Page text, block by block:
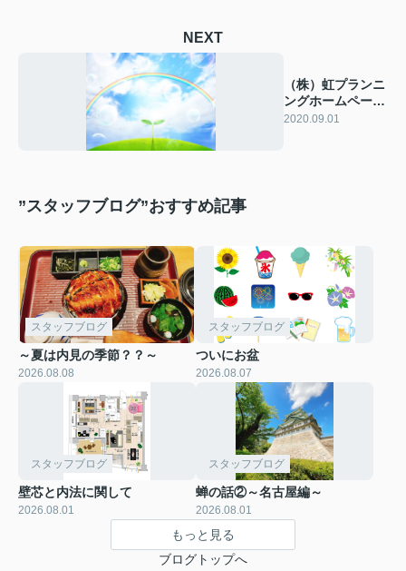
NEXT
（株）虹プランニ
ングホームページ
完成
2020.09.01
”スタッフブログ”おすすめ記事
スタッフブログ
～夏は内見の季節？？～
2026.08.08
スタッフブログ
ついにお盆
2026.08.07
スタッフブログ
壁芯と内法に関して
2026.08.01
スタッフブログ
蝉の話②～名古屋編～
2026.08.01
もっと見る
ブログトップへ